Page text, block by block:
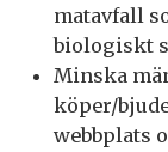
matavfall
biologiskt
Minska
köper/
webbplats